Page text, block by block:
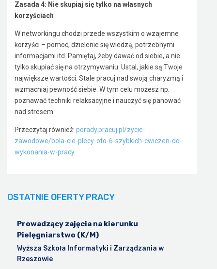
Zasada 4: Nie skupiaj się tylko na własnych
korzyściach
W networkingu chodzi przede wszystkim o wzajemne
korzyści – pomoc, dzielenie się wiedzą, potrzebnymi
informacjami itd. Pamiętaj, żeby dawać od siebie, a nie
tylko skupiać się na otrzymywaniu. Ustal, jakie są Twoje
największe wartości. Stale pracuj nad swoją charyzmą i
wzmacniaj pewność siebie. W tym celu możesz np.
poznawać techniki relaksacyjne i nauczyć się panować
nad stresem.
Przeczytaj również: porady.pracuj.pl/zycie-
zawodowe/bola-cie-plecy-oto-6-szybkich-cwiczen-do-
wykonania-w-pracy
OSTATNIE OFERTY PRACY
Prowadzący zajęcia na kierunku
Pielęgniarstwo (K/M)
Wyższa Szkoła Informatyki i Zarządzania w
Rzeszowie